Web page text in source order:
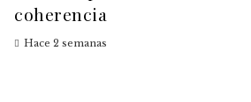
coherencia
Hace 2 semanas